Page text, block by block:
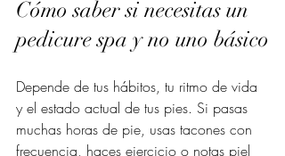
Cómo saber si necesitas un
pedicure spa y no uno básico
Depende de tus hábitos, tu ritmo de vida
y el estado actual de tus pies. Si pasas
muchas horas de pie, usas tacones con
frecuencia, haces ejercicio o notas piel